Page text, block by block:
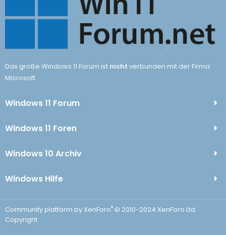
Das große Windows 11 Forum ist nicht verbunden mit der Firma
Microsoft.
Windows 11 Forum
Windows 11 Foren
Windows 10 Archiv
Windows Hilfe
Community platform by XenForo® © 2010-2024 XenForo Ltd.
Copyright